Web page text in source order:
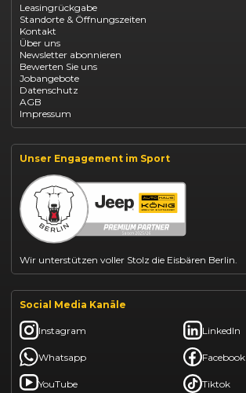
Opel Astra leasen
Opel Mokka kaufen
Opel Grandland finanzieren
Opel Vivaro Gewerbeleasing
Fiat 500 finanzieren
Fiat Panda leasen
Dacia Duster finanzieren
Dacia Sandero kaufen
Dacia Jogger leasen
Jeep Compass leasen
Jeep Renegade finanzieren
Suzuki Swift finanzieren
BYD Dolphin finanzieren
Kia Ceed finanzieren
Kia Sportage leasen
Mazda CX-30 finanzieren
Citroën C3 leasen
Leasingrückgabe
Standorte & Öffnungszeiten
Kontakt
Über uns
Newsletter abonnieren
Bewerten Sie uns
Jobangebote
Datenschutz
AGB
Impressum
Unser Engagement im Sport
Wir unterstützen voller Stolz die Eisbären Berlin.
Social Media Kanäle
Instagram LinkedIn
Whatsapp Facebook
YouTube Tiktok